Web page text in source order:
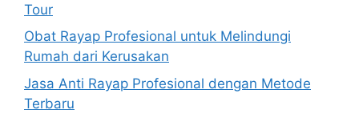
Tour
Obat Rayap Profesional untuk Melindungi
Rumah dari Kerusakan
Jasa Anti Rayap Profesional dengan Metode
Terbaru